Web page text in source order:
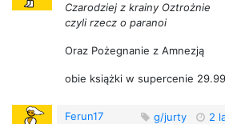
Czarodziej z krainy Oztrożnie
czyli rzecz o paranoi
Oraz Pożegnanie z Amnezją
obie książki w supercenie
Ferun17 g/jurty 2